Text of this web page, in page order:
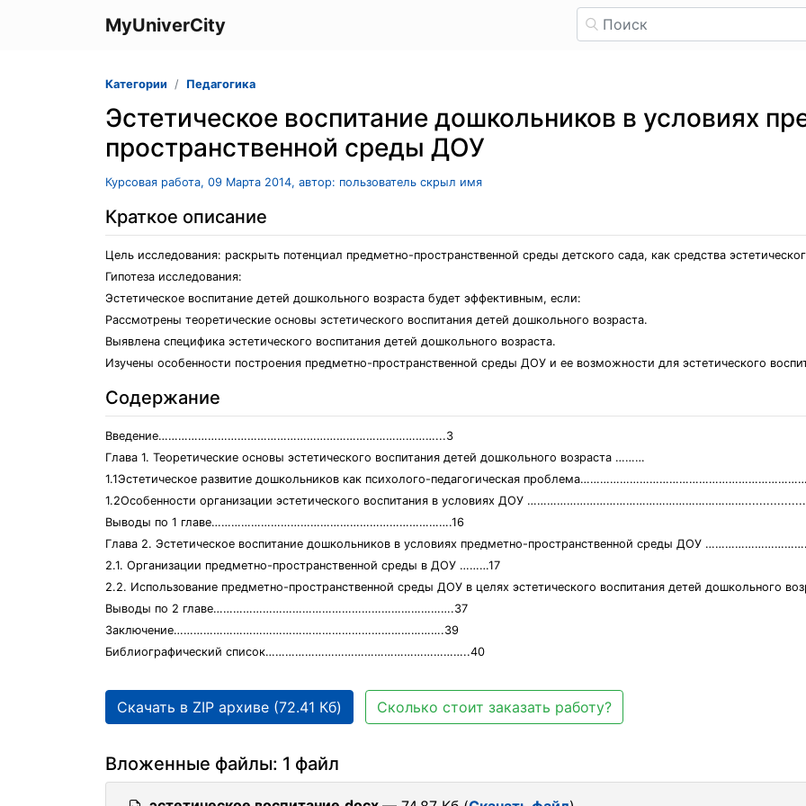
MyUniverCity
Категории Педагогика
Эстетическое воспитание дошкольников в условиях
пространственной среды ДОУ
Курсовая работа, 09 Марта 2014, автор: пользователь скрыл имя
Краткое описание
Цель исследования: раскрыть потенциал предметно-пространственной среды детского сада, как средства
Гипотеза исследования:
Эстетическое воспитание детей дошкольного возраста будет эффективным, если:
Рассмотрены теоретические основы эстетического воспитания детей дошкольного возраста.
Выявлена специфика эстетического воспитания детей дошкольного возраста.
Изучены особенности построения предметно-пространственной среды ДОУ и ее возможности для эстетического
Содержание
Введение…………………………………………………………………………...3
Глава 1. Теоретические основы эстетического воспитания детей дошкольного возраста ………
1.1Эстетическое развитие дошкольников как психолого-педагогическая
1.2Особенности организации эстетического воспитания в условиях ДОУ
Выводы по 1 главе……………………………………………………………….16
Глава 2. Эстетическое воспитание дошкольников в условиях предметно-пространственной среды ДОУ
2.1. Организации предметно-пространственной среды в ДОУ ………17
2.2. Использование предметно-пространственной среды ДОУ в целях эстетического воспитания детей дошкольного
Выводы по 2 главе……………………………………………………………….37
Заключение……………………………………………………………………….39
Библиографический список……………………………………………………..40
Скачать в ZIP архиве (72.41 Кб) Сколько стоит заказать работу?
Вложенные файлы: 1 файл